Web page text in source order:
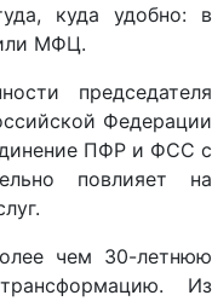
куда удобно: в
МФЦ.
председателя
Федерации
ПФР и ФСС с
повлияет на
чем 30-летнюю
Из